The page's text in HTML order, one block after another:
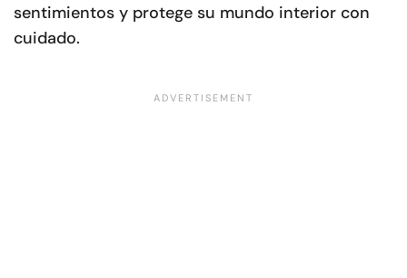
sentimientos y protege su mundo interior con
cuidado.